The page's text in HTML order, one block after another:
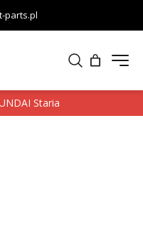
parts.pl
Szukaj
Staria